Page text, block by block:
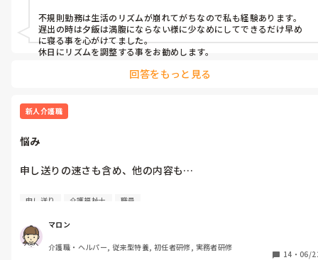
不規則勤務は生活のリズムが崩れてがちなので私も経験あります。
遅出の時は夕飯は満腹にならない様に少なめにしてできるだけ早め
に寝る事を心がけてました。
休日にリズムを調整する事をお勧めします。
回答をもっと見る
新人介護職
悩み
申し送りの速さも含め、他の内容も…
全部が全部じゃないですが…
理解力が無いので…
正職向いてないのかな…
申し送り 介護福祉士 職員
マロン
介護職・ヘルパー, 従来型特養, 初任者研修, 実務者研修
14 ・ 06/